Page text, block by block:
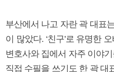
부산에서 나고 자란 곽 대표
이 많았다. ‘친구’로 유명한
변호사와 집에서 자주 이야
직접 수필을 쓰기도 한 곽 대